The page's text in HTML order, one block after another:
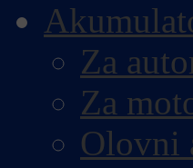
Za
Za
Olovni